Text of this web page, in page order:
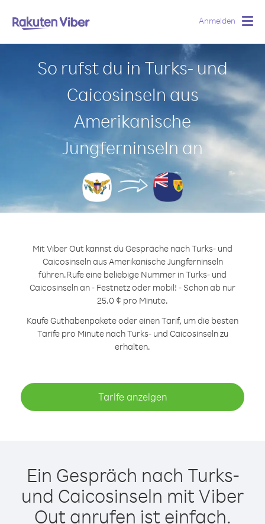
Anmelden
So rufst du in Turks- und
Caicosinseln aus
Amerikanische
Jungferninseln an
Mit Viber Out kannst du Gespräche nach Turks- und
Caicosinseln aus Amerikanische Jungferninseln
führen.Rufe eine beliebige Nummer in Turks- und
Caicosinseln an - Festnetz oder mobil! - Schon ab nur
25.0 ¢ pro Minute.
Kaufe Guthabenpakete oder einen Tarif, um die besten
Tarife pro Minute nach Turks- und Caicosinseln zu
erhalten.
Tarife anzeigen
Ein Gespräch nach Turks-
und Caicosinseln mit Viber
Out anrufen ist einfach.